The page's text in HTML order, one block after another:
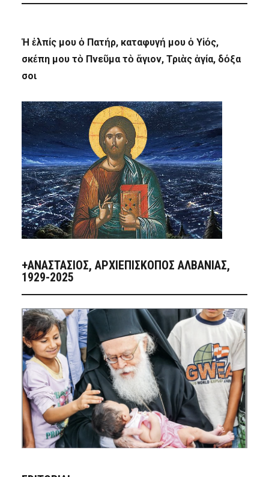
Ἡ ἐλπίς μου ὁ Πατήρ, καταφυγή μου ὁ Υἱός,
σκέπη μου τὸ Πνεῦμα τὸ ἅγιον, Τριὰς ἁγία, δόξα
σοι
+ΑΝΑΣΤΆΣΙΟΣ, ΑΡΧΙΕΠΊΣΚΟΠΟΣ ΑΛΒΑΝΊΑΣ,
1929-2025